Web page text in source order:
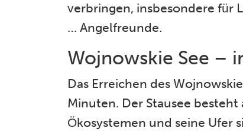
verbringen, insbesondere für
… Angelfreunde.
Wojnowskie See –
Das Erreichen des
Minuten. Der Stausee
Ökosystemen und seine Ufer